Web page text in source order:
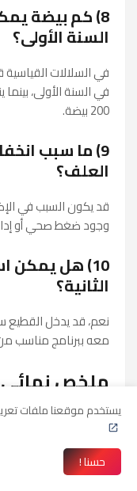
8) كم بيضة
السنة الأولى؟
200 بيضة.
9) ما سبب
العلف؟
قد يكون السبب في
وجود ضغط صحي أو
10) هل يمكن
الثانية؟
نعم، قد يدخل القطيع
معه ببرنامج مناسب من
ملخص
تربية الدواجن
اختيار السلالة
يستخدم موقعنا ملفات
حسنا !